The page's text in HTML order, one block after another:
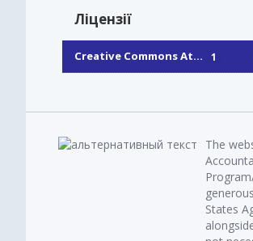
Ліцензії
Creative Commons At... 1
The
States